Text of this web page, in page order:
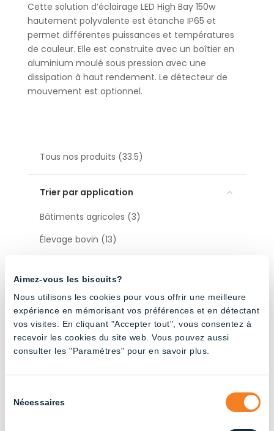
Aimez-vous les biscuits?
Nous utilisons les cookies pour vous offrir une meilleure
expérience en mémorisant vos préférences et en détectant
vos visites. En cliquant "Accepter tout", vous consentez à
recevoir les cookies du site web. Vous pouvez aussi
consulter les "Paramètres" pour en savoir plus.
duNécessaires
Tous nos produits (33.5)
Trier par application
Bâtiments agricoles (3)
Élevage bovin (13)
Industriel (13)
Élevage de poules pondeuses (13)
Élevage porcin (22)
Accessoires (12)
Cette solution d’éclairage LED High Bay 150w
hautement polyvalente est étanche IP65 et
permet différentes puissances et températures
de couleur. Elle est construite avec un boîtier en
aluminium moulé sous pression avec une
dissipation à haut rendement. Le détecteur de
mouvement est optionnel.